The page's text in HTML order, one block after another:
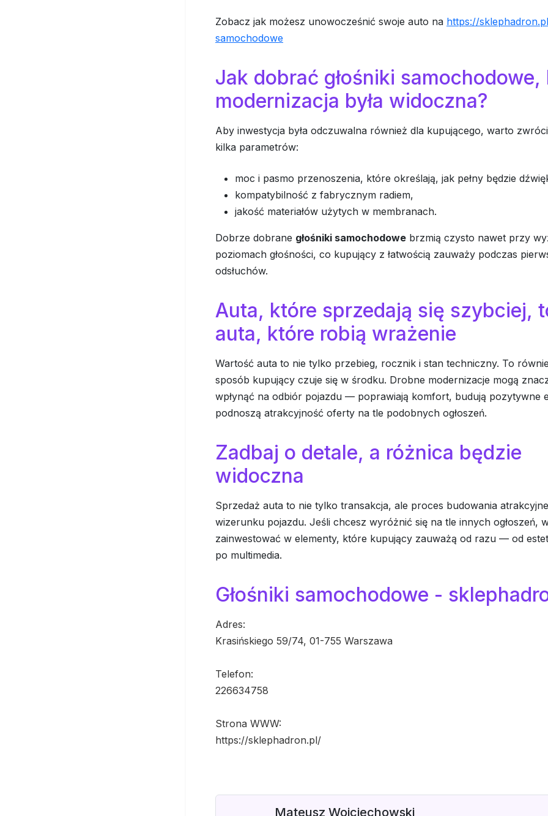
Zobacz jak możesz unowocześnić swoje auto na https://
samochodowe
Jak dobrać głośniki samochodowe,
modernizacja była widoczna?
Aby inwestycja była odczuwalna również dla kupującego, warto
kilka parametrów:
moc i pasmo przenoszenia, które określają, jak pełny będzie
kompatybilność z fabrycznym radiem,
jakość materiałów użytych w membranach.
Dobrze dobrane głośniki samochodowe brzmią czysto nawet przy
poziomach głośności, co kupujący z łatwością zauważy podczas
odsłuchów.
Auta, które sprzedają się szybciej,
auta, które robią wrażenie
Wartość auta to nie tylko przebieg, rocznik i stan techniczny. To
sposób kupujący czuje się w środku. Drobne modernizacje mogą
wpłynąć na odbiór pojazdu — poprawiają komfort, budują pozytywne
podnoszą atrakcyjność oferty na tle podobnych ogłoszeń.
Zadbaj o detale, a różnica będzie
widoczna
Sprzedaż auta to nie tylko transakcja, ale proces budowania
wizerunku pojazdu. Jeśli chcesz wyróżnić się na tle innych ogłoszeń,
zainwestować w elementy, które kupujący zauważą od razu — od
po multimedia.
Głośniki samochodowe -
Adres:
Krasińskiego 59/74, 01-755 Warszawa
Telefon:
226634758
Strona WWW:
https://sklephadron.pl/
Mateusz Wojciechowski